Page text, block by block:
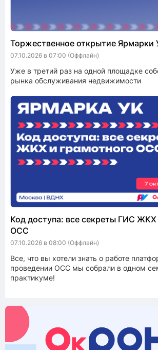
Торжественное открытие Ярмарки
07.10.2026 в 07:00 (Оффлайн)
Уже в третий раз на одной площадке
рынка обслуживания недвижимости
Код доступа: все секреты ГИС ЖКХ
ОСС
07.10.2026 в 08:00 (Оффлайн)
Все, что вы хотели знать о работе
проведении ОСС мы собрали в одном
практикуме!